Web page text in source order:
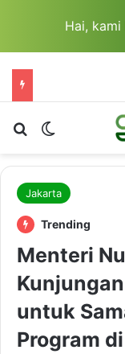
Hai,
Cari berita...Switch skin
Jakarta
Trending
Menteri
untuk
Program